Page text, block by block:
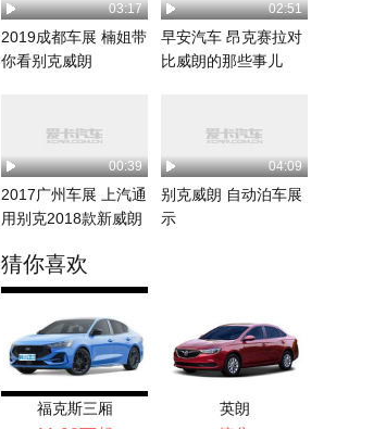
03:17
2019成都车展 楠姐带
你看别克威朗
02:51
早安汽车 昂克赛拉对
比威朗的那些事儿
00:39
2017广州车展 上汽通
用别克2018款新威朗
04:09
别克威朗 自动泊车展
示
猜你喜欢
福克斯三厢 英朗